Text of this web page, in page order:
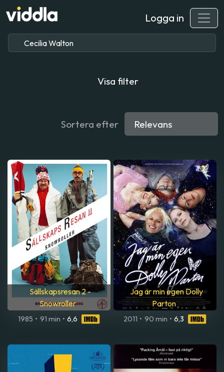
Logga in
Visa filter
Sortera efter
Sällskapsresan 2 -
Snowroller
1985 • 91 min • 6,6
Jag är min egen Dolly
Parton
2011 • 90 min • 6,3